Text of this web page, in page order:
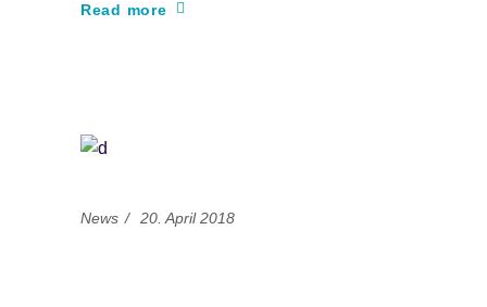
Read more
News 20. April 2018